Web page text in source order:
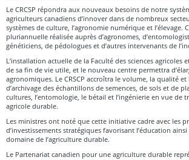
Le CRCSP répondra aux nouveaux besoins de notre
agriculteurs canadiens d’innover dans de nombreux
systèmes de culture, l’agronomie numérique et
pluriannuelle réalisée auprès d’agronomes,
généticiens, de pédologues et d’autres intervenants de
L’installation actuelle de la Faculté des sciences
de sa fin de vie utile, et le nouveau centre permettra
agronomiques. Le CRSCP accroîtra le volume, la qualité
d’archivage des échantillons de semences, de sols et de
cultures, l’entomologie, le bétail et l’ingénierie en vue
agricole durable.
Les ministres ont noté que cette initiative cadre avec les
d’investissements stratégiques favorisant l’éducation
domaine de l’agriculture durable.
Le Partenariat canadien pour une agriculture durable